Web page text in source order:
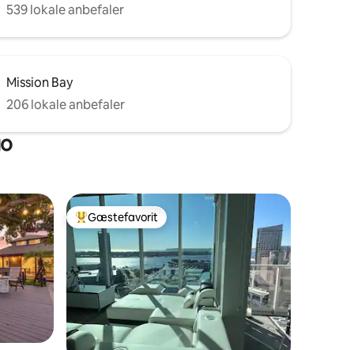
539 lokale anbefaler
Mission Bay
206 lokale anbefaler
Bedste gæstefavorit
Gæstefavorit